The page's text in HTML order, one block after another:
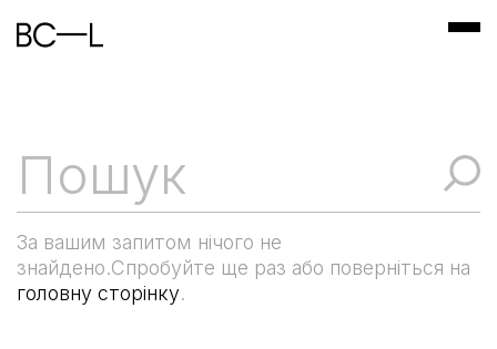
За вашим запитом нічого не
знайдено.Спробуйте ще раз або поверніться на
головну сторінку.